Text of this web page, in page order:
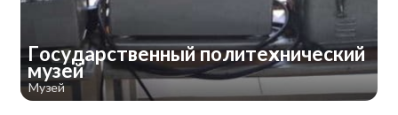
Государственный политехнический
музей
Музей